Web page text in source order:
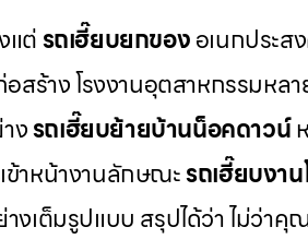
แต่รถเฮี๊ยบยกของอเนกประส
สร้าง โรงงานอุตสาหกรรมหล
งรถเฮี๊ยบย้ายบ้านน็อคดาวน์
ข้าหน้างานลักษณะรถเฮี๊ยบงา
างเต็มรูปแบบ สรุปได้ว่า ไม่ว่า